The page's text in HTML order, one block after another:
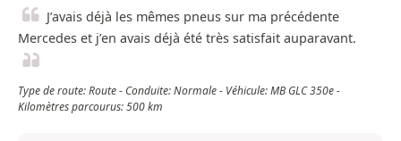
J’avais déjà les mêmes pneus sur ma précédente
Mercedes et j’en avais déjà été très satisfait auparavant.
Type de route: Route - Conduite: Normale - Véhicule: MB GLC 350e -
Kilomètres parcourus: 500 km